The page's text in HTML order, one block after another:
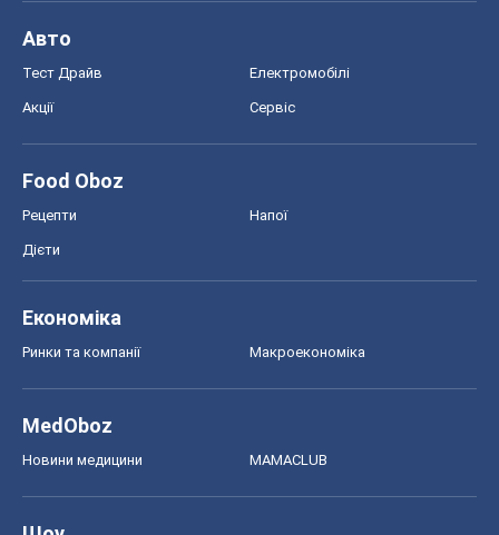
Авто
Тест Драйв Електромобілі
Акції Сервіс
Food Oboz
Рецепти Напої
Дієти
Економіка
Ринки та компанії Макроекономіка
MedOboz
Новини медицини MAMACLUB